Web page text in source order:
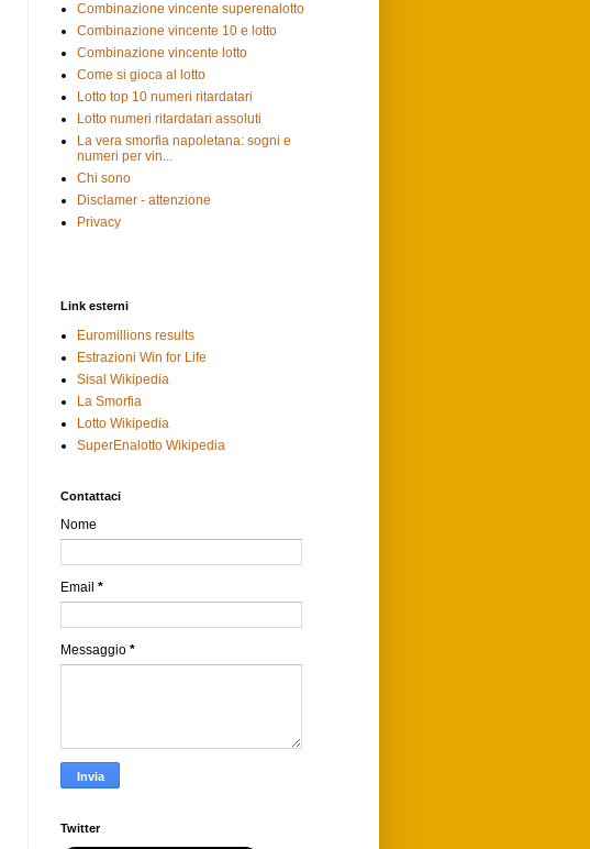
Combinazione vincente superenalotto
Combinazione vincente 10 e lotto
Combinazione vincente lotto
Come si gioca al lotto
Lotto top 10 numeri ritardatari
Lotto numeri ritardatari assoluti
La vera smorfia napoletana: sogni e
numeri per vin...
Chi sono
Disclamer - attenzione
Privacy
Link esterni
Euromillions results
Estrazioni Win for Life
Sisal Wikipedia
La Smorfia
Lotto Wikipedia
SuperEnalotto Wikipedia
Contattaci
Nome
Email *
Messaggio *
Twitter